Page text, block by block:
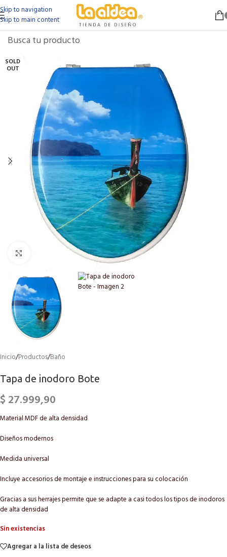
Skip to navigation
Skip to main content
SOLD
OUT
Click to enlarge
Inicio/Productos/Baño
Tapa de inodoro Bote
$ 27.999,90
Material MDF de alta densidad
Diseños modernos
Medida universal
Incluye accesorios de montaje e instrucciones para su colocación
Gracias a sus herrajes permite que se adapte a casi todos los tipos de inodoros
de alta densidad
Sin existencias
Agregar a la lista de deseos